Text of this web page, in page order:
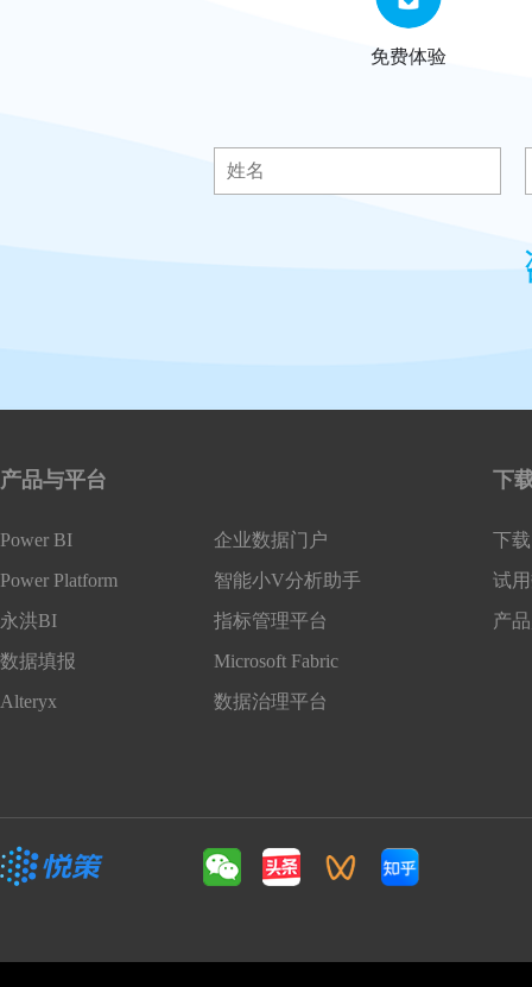
免费体验
产品与平台
Power BI
企业数据门户
Power Platform
智能小V分析助手
永洪BI
指标管理平台
数据填报
Microsoft Fabric
Alteryx
数据治理平台
下
下
试
产